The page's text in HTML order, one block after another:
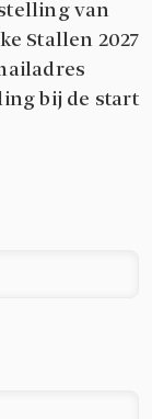
van
Stallen 2027
bij de start